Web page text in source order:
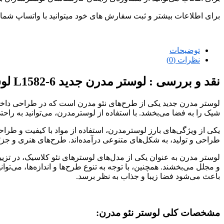
برای اطلاعات بیشتر و ثبت سفارش های خود میتوانید با واتساپ شماره ی 09226427127 در
توضیحات
نظرات (0)
نقد و بررسی : لوستر مدرن جدید L1582-6 لوسترسازان
لوستر مدرن جدید یکی از طرح‌های نئو مدرن است که در طراحی
شیک را به فضا می‌بخشد. با استفاده از لوسترمدرن، می‌توانید به
یکی از ویژگی‌های بارز لوسترمدرن، استفاده از مواد با کیفیت و
طراحی و تولید، به شکل‌های متنوعی درآمده‌اند. طرح‌های هنری و
لوستر مدرن به عنوان یکی از مدل‌های لوسترهای نئو کلاسیک، در
و مجلل می‌بخشند. همچنین، با توجه به تنوع طرح‌ها و اندازه‌ها،
باعث می‌شود فضا زیبا و جذاب به نظر برسد.
مشخصات کلی لوستر نئو مدرن: